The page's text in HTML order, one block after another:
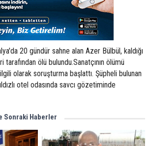
20 gündür sahne alan Azer Bülbül, kaldığı
ölü bulundu.Sanatçının ölümü
olarak soruşturma başlattı. Şüpheli bulunan
otel odasında savcı gözetiminde
Sonraki Haberler